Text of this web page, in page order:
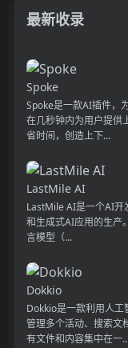
最新收录
Spoke
Spoke是一款AI插件，
在几秒钟内为用户提供
省时间，创造上下...
LastMile AI
LastMile AI是一个AI开
和生成式AI应用的生产
言模型（...
Dokkio
Dokkio是一款利用人工
管理多个活动、搜索文
有文件和内容集中在一